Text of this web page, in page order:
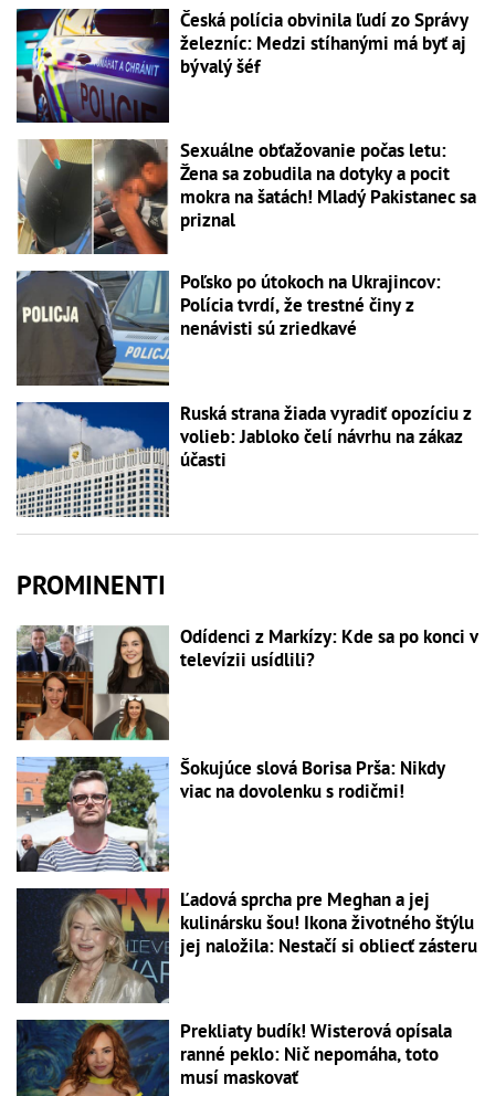
Česká polícia obvinila ľudí zo Správy
železníc: Medzi stíhanými má byť aj
bývalý šéf
Sexuálne obťažovanie počas letu:
Žena sa zobudila na dotyky a pocit
mokra na šatách! Mladý Pakistanec sa
priznal
Poľsko po útokoch na Ukrajincov:
Polícia tvrdí, že trestné činy z
nenávisti sú zriedkavé
Ruská strana žiada vyradiť opozíciu z
volieb: Jabloko čelí návrhu na zákaz
účasti
PROMINENTI
Odídenci z Markízy: Kde sa po konci v
televízii usídlili?
Šokujúce slová Borisa Prša: Nikdy
viac na dovolenku s rodičmi!
Ľadová sprcha pre Meghan a jej
kulinársku šou! Ikona životného štýlu
jej naložila: Nestačí si obliecť zásteru
Prekliaty budík! Wisterová opísala
ranné peklo: Nič nepomáha, toto
musí maskovať